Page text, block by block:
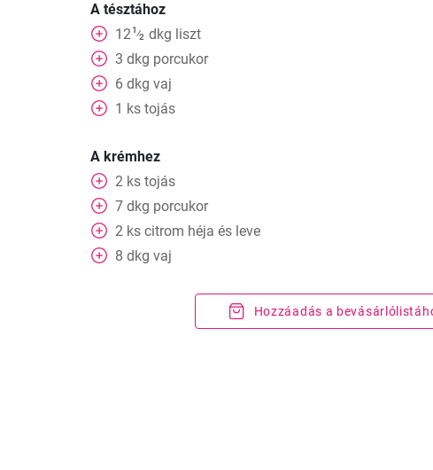
A tésztához
121⁄2 dkg liszt
3 dkg porcukor
6 dkg vaj
1 ks tojás
A krémhez
2 ks tojás
7 dkg porcukor
2 ks citrom héja és leve
8 dkg vaj
Hozzáadás a